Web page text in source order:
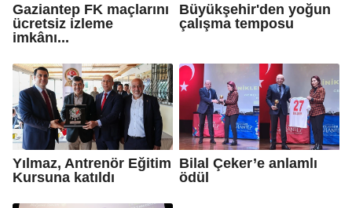
Gaziantep FK maçlarını
ücretsiz izleme
imkânı...
Büyükşehir'den yoğun
çalışma temposu
Yılmaz, Antrenör Eğitim
Kursuna katıldı
Bilal Çeker’e anlamlı
ödül